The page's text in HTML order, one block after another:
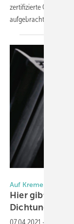
zertifizierte Qualitäts-
aufgebracht
Auf Kremer kann
Hier gibt es für
Dichtung
07.04.2021 -